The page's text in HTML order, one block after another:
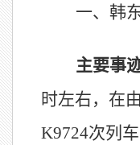
一、韩
主要事迹
时左右，在
K9724次列